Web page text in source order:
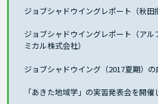
ジョブシャドウイングレポート（秋田
ジョブシャドウイングレポート（アル
ミカル株式会社）
ジョブシャドウイング（2017夏期）
「あきた地域学」の実習発表会を開催